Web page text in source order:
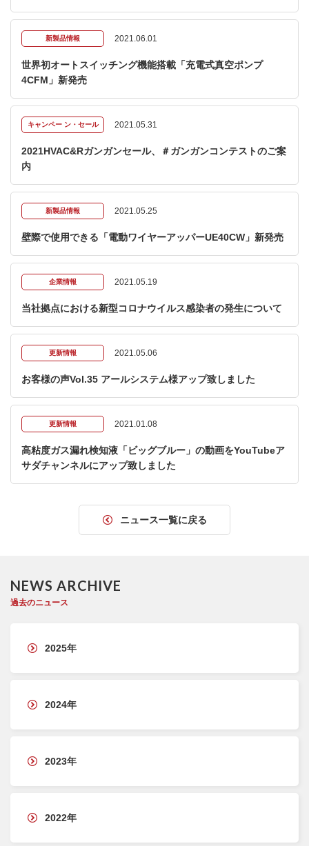
新製品情報 2021.06.01
世界初オートスイッチング機能搭載「充電式真空ポンプ
4CFM」新発売
キャンペー ン・セール 2021.05.31
2021HVAC&Rガンガンセール、＃ガンガンコンテストのご案
内
新製品情報 2021.05.25
壁際で使用できる「電動ワイヤーアッパーUE40CW」新発売
企業情報 2021.05.19
当社拠点における新型コロナウイルス感染者の発生について
更新情報 2021.05.06
お客様の声Vol.35 アールシステム様アップ致しました
更新情報 2021.01.08
高粘度ガス漏れ検知液「ビッグブルー」の動画をYouTubeア
サダチャンネルにアップ致しました
ニュース一覧に戻る
NEWS ARCHIVE
過去のニュース
2025年
2024年
2023年
2022年